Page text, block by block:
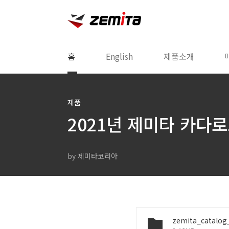
홈 English 제품소개
제품
2021년 제미타 카다
by 제미타코리아